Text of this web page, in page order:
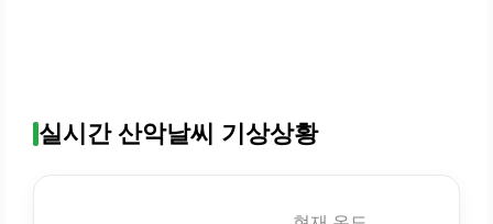
실시간 산악날씨 기상상황